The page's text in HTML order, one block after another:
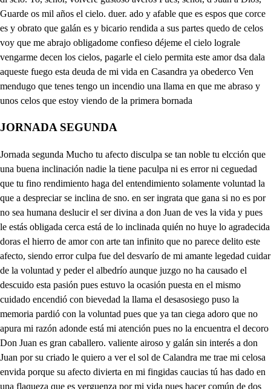
JORNADA SEGUNDA
Jornada segunda Mucho tu afecto disculpa se tan noble tu elcción que una buena inclinación nadie la tiene paculpa ni es error ni ceguedad que tu fino rendimiento haga del entendimiento solamente voluntad la que a despreciar se inclina de sno. en ser ingrata que gana si no es por no sea humana deslucir el ser divina a don Juan de ves la vida y pues le estás obligada cerca está de lo inclinada quién no huye lo agradecida doras el hierro de amor con arte tan infinito que no parece delito este afecto, siendo error culpa fue del desvarío de mi amante legedad cuidar de la voluntad y peder el albedrío aunque juzgo no ha causado el descuido esta pasión pues estuvo la ocasión puesta en el mismo cuidado encendió con bievedad la llama el desasosiego puso la memoria pardió con la voluntad pues que ya tan ciega adoro que no apura mi razón adonde está mi atención pues no la encuentra el decoro Don Juan es gran caballero. valiente airoso y galán sin interés a don Juan por su criado le quiero a ver el sol de Calandra me trae mi celosa envida porque su afecto divierta en mi fingidas caucias tú has dado en una flaqueza que es verguenza por mi vida pues hacer común de dos gencios tu pasión misma digo que a dinJuan el alma está elena tan rendida que ha dado mi libertad en no parecer ya mía labrándose el cautiverio en el gozo de la dicha remora tu voz ael alma a trae con tanta caricia que al sentido del oír está envidiando la vista pues escuchó de tus labios el favor que más estima y como da cuerpo el aire a la voz que lo pública salgo a embarazar a el viento el que se lleve mi dicha en forma y materia a las voces lesda nuestra fantasía pues siendo sombras alumbran y siendo luces ahijan con que si el viento llevarlas por suyas veliz codicia si aprovechan el efecto Poco lleva en la armonía y puedo creer que constante pagáis mi pación rendida si don Juan, que aunque negarlo quiera mi atención remisa en vano ocultarse puede el fuego con las cenizas de crecato, si las llamas el mismo incendio publican el alma que te consagro selr. sea le compensa digna y siendo lo que más vale palo menos se te linda todo a mi afecto lo debes págate de mis carcias Ya es ya mi libertad quien logió tan féliz dicha? auer serás mío No lo dudes te mudarás No lo digas ingrato a mi amor es mi pasión bien nacida sure Mucho el fuego se acreienta y si mi honor no le entibia donde paraya mi amor cuando corre tan apuja Mucho me empeña su afecto dsueso. y si mi pasión se quiere llegar al rieso de la razón se desvía despliega el clavel partido áblame Elena divina y la lengua calabaca no hagas apuro pepisa Adónde tienes el habla que las voces no exercitas en el pico de la lengua está por una pafía no le pedí un abanico ese estirarme varillas uno de prospeio tengo esa estramo ya o mentira lelen. pues andas en apaciencias Ya están pintando las ninfa las que se precian deseelo elen para fingirlo se pintan celos tú don Juan, de quién cuando mi afecto te estima Carlos, Casandra es quien puedo se causa de mi deidha si mi pasión le aborrece Venceráte la porfía dluro tengo amor y nací noble tu padre hacá que le elijas Sábréme matar Ya hará seer. la razón que te corrijas No hay lazón donde hay amor Mucho importa disuadirla de derro del afecto de d Carlos Mucho estimo el verte fina Qué en fin te parezco hermosa, para rendir con la vista tienes dos mil nudics vebas buena ligonza afre mía cura no hay a lo que hiere tu belleza por vuida si quieren de ellosañar Manifiéstenme la crila suna médico mimave si me pagas las vicla Yo no gasto cumplimientos como curarme querías haciéndote de la vena de larea algunas sangría sacándote ciertas oncas, de sangre de tu avaricia pues para qué de tuprimo conozcas la alevocia robo don Carlos aleve a una dama bien nacida en madrido as¿Qué es lo que dices Ay burlaronla sus mentiras el gran mal señora, don Carlos, ¿Qué dices estoy perdida Ya el verme esferioso, cielos, adon Juan a quí te retirar aunque lo estoy defeando, la cautela es bien que fina mi valor nunca se econde Mira que mi honor peligra Si esta loca esta mujer, a escondernos ven aprica que a estorbar venga don Carlos, esta gloria apitecidos pero cuando no es del bien consecuencia la desdicha tras ti metra y la pación Yale don Carlos a ver amante a mi prima Mas aquí está dueño herma en cuyas luces divinas Salamandra se alimenta quien en tu llama se anima estisindo esquiva cuanto tirana y tirana cuanto esquivas que en fabricarte imposible diste al amor más codicia si el adorarte te ofende. Cúlpate el hacer tan linda Ve que s riesgo de lo hermoso ser de la razón querida que mal mi suena su afect qué celosa está mi envidia lumbre dan los celos pues mi ama está echando li esos afectos don Carlos, que la voluntad osdita gastaldos en otra parte adonde tengan más dicha que está el mérito de más cuando ael premio no se aspí Eso fuera malograrlos que amor solo a ti se inclina con la dama que en Madrid burlo vuestra alevocia cumpla vuestra obligación, don Carlos, sin deslucirla y no busque nuevo empeño el que una deuda le obliga quién le puede haber cortado Esto a Casandra mi prima, cuando yo por olvidado Cací yo no lo sabía Ese fue un divertimiento del deseo culpa indigna adonde la voluntad se hizo cautela fingida. con fesar el rendimiento fuera aquí descortecisa Hunca la quiso mi afreto que la rindió la porfía juego que en senglio l amor siempre deja las senizas pues sino la voluntad la memoria se abilita ocuidola mi deseo, que el deseo luego olvida no desprecias su belleza era una sombra fingida y tu sol en que me abrazo que estén ociosas mis hiras viendo mi desprecio aleve Muere, pues el pecho incitas el desaire lloro Allade Mira que te precipitas mi señor sale que siempre mi enojo impida Carlos casandra a los dos don Felix os vengo a pedir albricias pues ya la dispencación ha llegado apetecidas con qué casaros podéis llegó el plazo a mi desdicha llegó e bien que deceaca Yo haré que no se consiga dando muerte a mi enemigo aquí mi muerte es presisa pues de la sangre esta ya la dificultad vencida antes que el acaso hoy pueda esta dicha impedirla el que sean luego quiero vestralos bodas castan aprisas Si porque s n la detención odi es dar po a la malicia que mostró de las aciones anda mordiendo su envielia Ya intermición no dilates al punto lo determina Aquesta noche ha de ser careternas edades vivas. asmira, señor, ¿Qué me dices cas el aliento no respira el decoro la enmadece ya mi venganza esprecisa el viejo con esta bodo Aí intenta darse un buen día don Carlos a disponerlo, Amor a lograrlo aspira Yo a facilitarlo voy Casandra está prevenida Yo muero de imaginarlo el rigor casandra oguida que siajena te hacia hermosa, propia no te ha de entendida No me culpes los efectos si la causa no me quitas quale el que te aborezco mi rendimiento te obliga antes mi enoso provoca cuando ofende quien se humille cuando la porfía es necia esa culpa estuya misma pues la voluntad me dijas y de la razón me privas No venís Carlos, carsenor Ya te obedezco a enemiga Sale Auroraa sín mi el pesar me ha dejado Ya es tiempo de que prociga mi intención yasa cobrar voy una fama perdida Antes Casandra que logre mi enemigo aquesta dha de que goce tu belleza ni tus caricias consiga pues que te pierde mi amor y mi esperanza marchita ye ha de convertir el fuego de mis selos enceniza euanla o me de tengas. Allla cuando he de perderte demera de que setua del e de e des dntcello Alls mi voluntad te lo afirma tienes dueño que te adlora soy tuya y esto prendida yel preceto de a padres mi libertad siempre es mía Forcárate a que lo hagas lco sabré matarme a mí misma Yo sé solo que te pierdo Ya se mi enoso do sri que cuando el valor me llama se detenga mi osadía No te has de ir oj aguarda Suelta casandra divina No me detienes a mí tengo a cosas detenida Si voy a matar que cosa el hambre canina No te detiene mi afleto No ves que mi amor peligra Señora, don Carlos viene a esconderte vuelve aprisa, asSi mi honor de loruega? a que Sara con me obligas que llega más don Juan es de llevas major desdicha si a visitar a don Félix la Urbanidad mencamina sa ledos su su a ver el sol de casandras mas la voluntad mejía pero allola la esperanza del deseo conducida que atrevimiento es el que ¿lod onJuan de Fecra asann qpieta es ten cnensenas no sé que el alma me habid tus ojos divino dueño dan a mia ecto osadía? que como el riesgo no ve ciega la vista peligra yres delito adorarle pues tu desdén lo castiga Yo te perdono el rigor con que mi culpa permitas no seas ingrata a mis que y si acaso te lastiman como hechas mano al despe echa mano a la caricia a vista de mi decoro vuestras voces no precigan piele las el respeto si la pación las avivas si es culpa el ser yo tu amo culpa es sertutan esquiva, ríñesme mi atrevimiento y olvidas tu tiranía Yo no espocible quereros múcvete compadecida que si la materia diste lalivio es bien permitas el salir del cuarto de Sáleos Carlos don Félix, vique subía un hombre por la escalera Mas ¿qué es lo que el alma? Don Juan aquí con casandra Ya parece de macía aquesta desatencion y esta ha visto corida deja que vese tu mano parto de sr nieve fría porque se apague este ardo primero que lo consigas la has de mirar a tus ojo en rojo coral tenida a l spimiento es bastardo ycastigse se mto el valor saisgretenta traidor afice castiga saca la esca atrevimientos villanos de tu infame alevocía estórbome la ocación curlos, ¡Cielos ¿hay mayor desdichas. mi espada con la venganza satisfacerte imagina sin estar en las pendencias gusto es ver como se tiran en gran empeño me ha puesto mi atención y mi se misma pues no ayudar a mi amante es rigor, y si se anima a docorerle el valor queda la opinión mal vista de Casandra, que harecielos estarte aurora quedita quien con escanda lo tal dentro don Felix mi fama desautorica Este cielos es mi padre don Félix turbo mis iras, por no ahorzarse aquí de pena Escure el lazo elenilla una cosera de unganío trae el viejo a toda prisa que se resista a mi enojo que a mís se los servista ¿Qué es esto sob